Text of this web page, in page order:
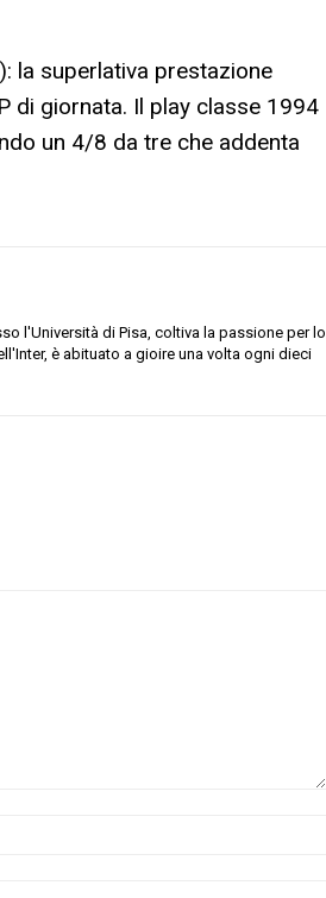
la superlativa prestazione
di giornata. Il play classe 1994
un 4/8 da tre che addenta
l'Università di Pisa, coltiva la passione per lo
è abituato a gioire una volta ogni dieci